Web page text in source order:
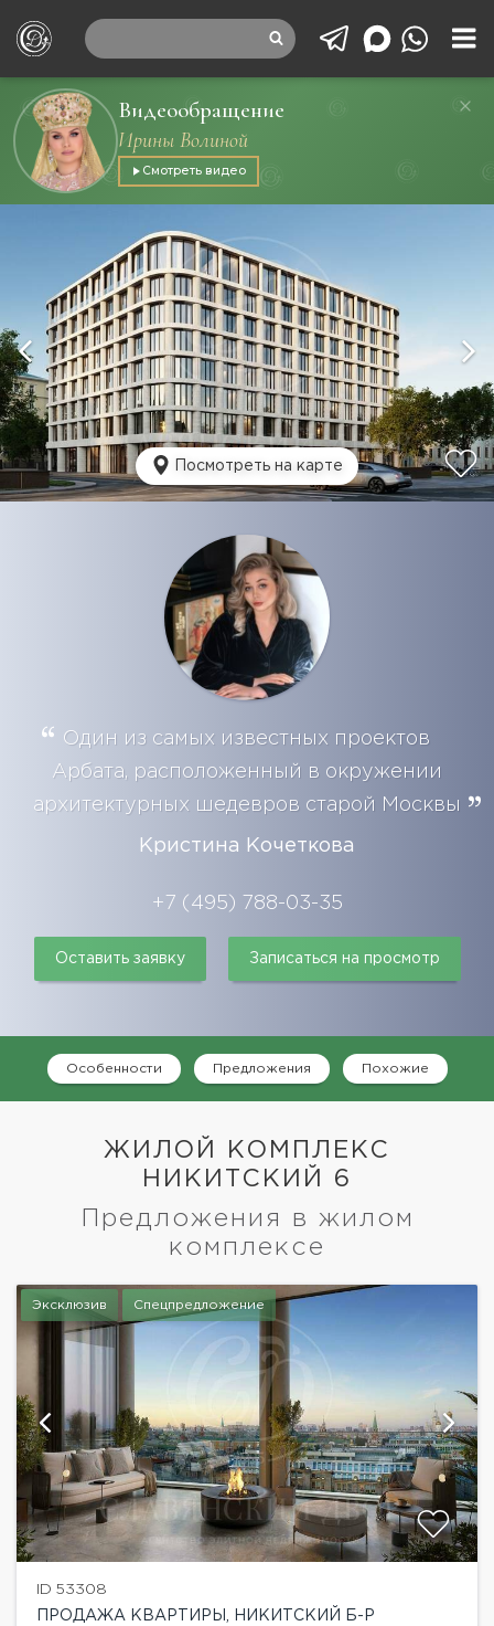
Видеообращение
Ирины Волиной
Смотреть видео
Посмотреть на карте
Один из самых известных проектов
Арбата, расположенный в окружении
архитектурных шедевров старой Москвы
Кристина Кочеткова
+7 (495) 788-03-35
Оставить заявку Записаться на просмотр
Особенности Предложения Похожие
ЖИЛОЙ КОМПЛЕКС
НИКИТСКИЙ 6
Предложения в жилом
комплексе
Эксклюзив Спецпредложение
ID 53308
ПРОДАЖА КВАРТИРЫ, НИКИТСКИЙ Б-Р